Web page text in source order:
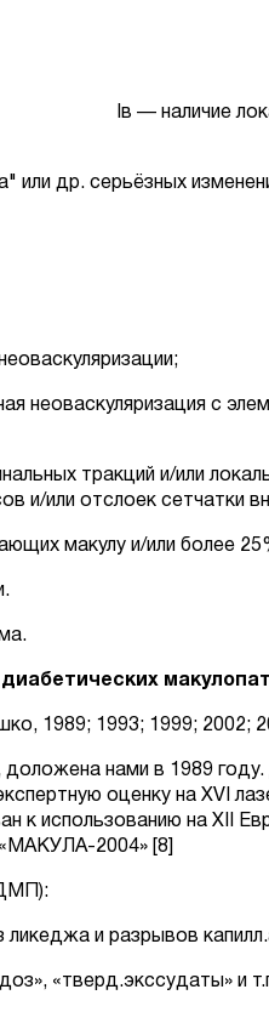
Iв — наличие
или др. серьёзных
неоваскуляризация с
тракций и/или
и/или отслоек сетчатки
макулу и/или более
1989; 1993; 1999; 2002;
нами в 1989
оценку на XVI
к использованию на XII
2004» [8]
и разрывов
«тверд.экссудаты» и